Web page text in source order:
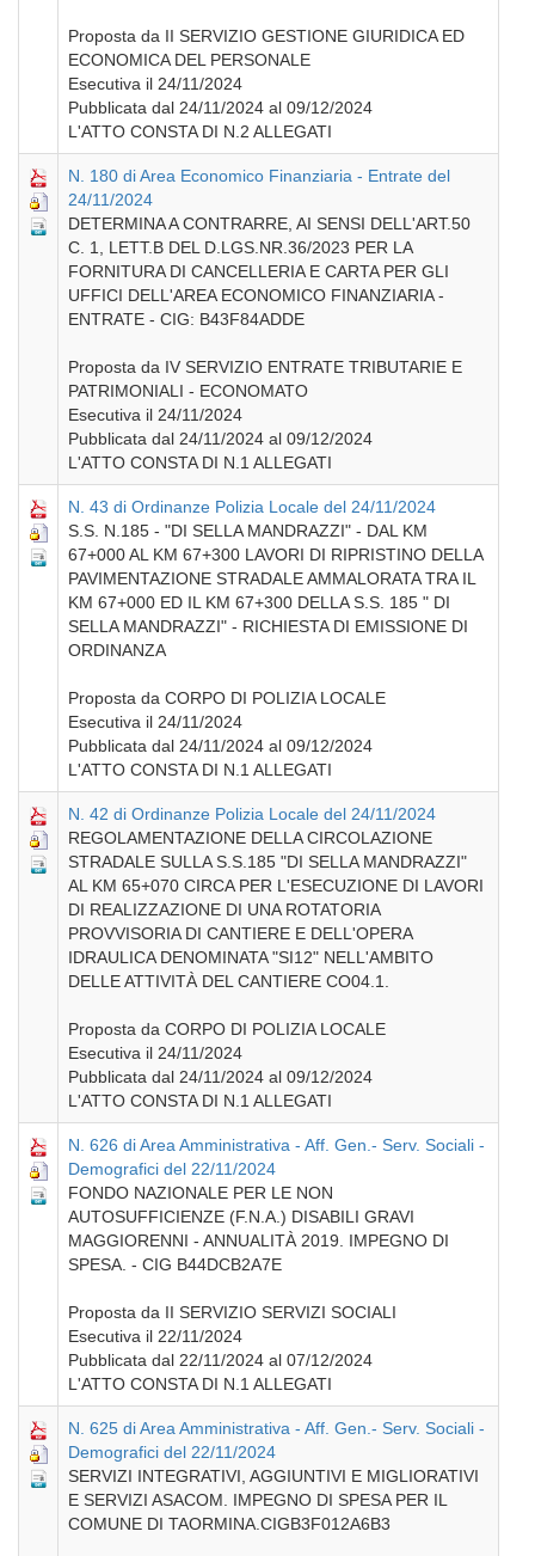
Proposta da II SERVIZIO GESTIONE GIURIDICA ED
ECONOMICA DEL PERSONALE
Esecutiva il 24/11/2024
Pubblicata dal 24/11/2024 al 09/12/2024
L'ATTO CONSTA DI N.2 ALLEGATI
N. 180 di Area Economico Finanziaria - Entrate del
24/11/2024
DETERMINA A CONTRARRE, AI SENSI DELL'ART.50
C. 1, LETT.B DEL D.LGS.NR.36/2023 PER LA
FORNITURA DI CANCELLERIA E CARTA PER GLI
UFFICI DELL'AREA ECONOMICO FINANZIARIA -
ENTRATE - CIG: B43F84ADDE
Proposta da IV SERVIZIO ENTRATE TRIBUTARIE E
PATRIMONIALI - ECONOMATO
Esecutiva il 24/11/2024
Pubblicata dal 24/11/2024 al 09/12/2024
L'ATTO CONSTA DI N.1 ALLEGATI
N. 43 di Ordinanze Polizia Locale del 24/11/2024
S.S. N.185 - "DI SELLA MANDRAZZI" - DAL KM
67+000 AL KM 67+300 LAVORI DI RIPRISTINO DELLA
PAVIMENTAZIONE STRADALE AMMALORATA TRA IL
KM 67+000 ED IL KM 67+300 DELLA S.S. 185 " DI
SELLA MANDRAZZI" - RICHIESTA DI EMISSIONE DI
ORDINANZA
Proposta da CORPO DI POLIZIA LOCALE
Esecutiva il 24/11/2024
Pubblicata dal 24/11/2024 al 09/12/2024
L'ATTO CONSTA DI N.1 ALLEGATI
N. 42 di Ordinanze Polizia Locale del 24/11/2024
REGOLAMENTAZIONE DELLA CIRCOLAZIONE
STRADALE SULLA S.S.185 "DI SELLA MANDRAZZI"
AL KM 65+070 CIRCA PER L'ESECUZIONE DI LAVORI
DI REALIZZAZIONE DI UNA ROTATORIA
PROVVISORIA DI CANTIERE E DELL'OPERA
IDRAULICA DENOMINATA "SI12" NELL'AMBITO
DELLE ATTIVITÀ DEL CANTIERE CO04.1.
Proposta da CORPO DI POLIZIA LOCALE
Esecutiva il 24/11/2024
Pubblicata dal 24/11/2024 al 09/12/2024
L'ATTO CONSTA DI N.1 ALLEGATI
N. 626 di Area Amministrativa - Aff. Gen.- Serv. Sociali -
Demografici del 22/11/2024
FONDO NAZIONALE PER LE NON
AUTOSUFFICIENZE (F.N.A.) DISABILI GRAVI
MAGGIORENNI - ANNUALITÀ 2019. IMPEGNO DI
SPESA. - CIG B44DCB2A7E
Proposta da II SERVIZIO SERVIZI SOCIALI
Esecutiva il 22/11/2024
Pubblicata dal 22/11/2024 al 07/12/2024
L'ATTO CONSTA DI N.1 ALLEGATI
N. 625 di Area Amministrativa - Aff. Gen.- Serv. Sociali -
Demografici del 22/11/2024
SERVIZI INTEGRATIVI, AGGIUNTIVI E MIGLIORATIVI
E SERVIZI ASACOM. IMPEGNO DI SPESA PER IL
COMUNE DI TAORMINA.CIGB3F012A6B3